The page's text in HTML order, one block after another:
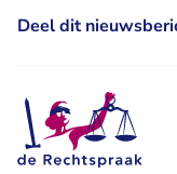
Deel dit